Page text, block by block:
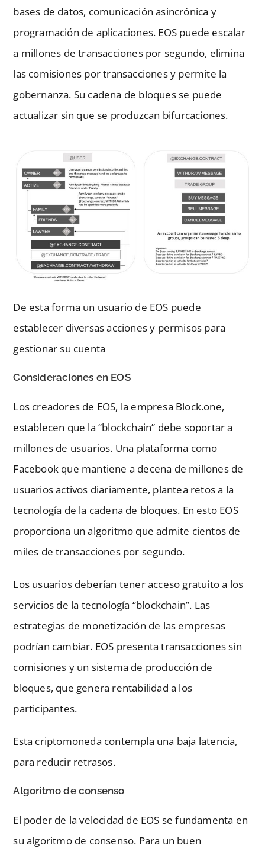
bases de datos, comunicación asincrónica y
programación de aplicaciones. EOS puede escalar
a millones de transacciones por segundo, elimina
las comisiones por transacciones y permite la
gobernanza. Su cadena de bloques se puede
actualizar sin que se produzcan bifurcaciones.
De esta forma un usuario de EOS puede
establecer diversas acciones y permisos para
gestionar su cuenta
Consideraciones en EOS
Los creadores de EOS, la empresa Block.one,
establecen que la “blockchain” debe soportar a
millones de usuarios. Una plataforma como
Facebook que mantiene a decena de millones de
usuarios activos diariamente, plantea retos a la
tecnología de la cadena de bloques. En esto EOS
proporciona un algoritmo que admite cientos de
miles de transacciones por segundo.
Los usuarios deberían tener acceso gratuito a los
servicios de la tecnología “blockchain”. Las
estrategias de monetización de las empresas
podrían cambiar. EOS presenta transacciones sin
comisiones y un sistema de producción de
bloques, que genera rentabilidad a los
participantes.
Esta criptomoneda contempla una baja latencia,
para reducir retrasos.
Algoritmo de consenso
El poder de la velocidad de EOS se fundamenta en
su algoritmo de consenso. Para un buen